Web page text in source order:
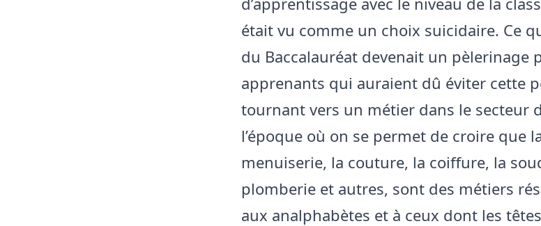
était vu comme un choix suicidaire. Ce
du Baccalauréat devenait un pèlerinage
apprenants qui auraient dû éviter cette
tournant vers un métier dans le secteur
l’époque où on se permet de croire que
menuiserie, la couture, la coiffure, la
plomberie et autres, sont des métiers
aux analphabètes et à ceux dont les